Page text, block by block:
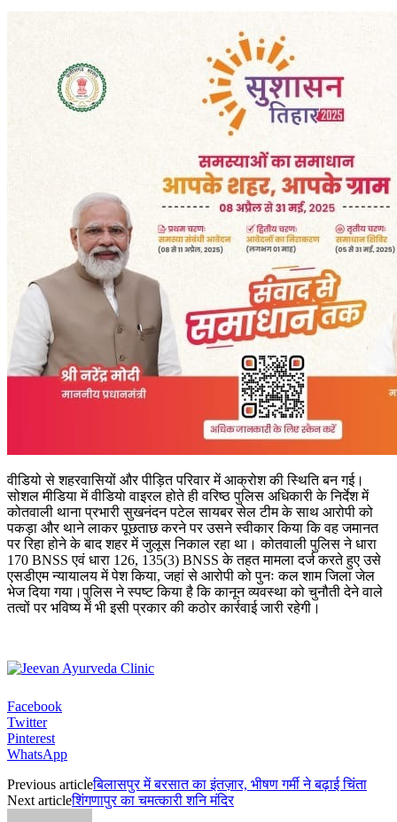
वीडियो से शहरवासियों और पीड़ित परिवार में आक्रोश की स्थिति बन गई।
सोशल मीडिया में वीडियो वाइरल होते ही वरिष्ठ पुलिस अधिकारी के निर्देश में
कोतवाली थाना प्रभारी सुखनंदन पटेल सायबर सेल टीम के साथ आरोपी को
पकड़ा और थाने लाकर पूछताछ करने पर उसने स्वीकार किया कि वह जमानत
पर रिहा होने के बाद शहर में जुलूस निकाल रहा था। कोतवाली पुलिस ने धारा
170 BNSS एवं धारा 126, 135(3) BNSS के तहत मामला दर्ज करते हुए उसे
एसडीएम न्यायालय में पेश किया, जहां से आरोपी को पुनः कल शाम जिला जेल
भेज दिया गया।पुलिस ने स्पष्ट किया है कि कानून व्यवस्था को चुनौती देने वाले
तत्वों पर भविष्य में भी इसी प्रकार की कठोर कार्रवाई जारी रहेगी।
Facebook
Twitter
Pinterest
WhatsApp
Previous articleबिलासपुर में बरसात का इंतज़ार, भीषण गर्मी ने बढ़ाई चिंता
Next articleशिंगणापुर का चमत्कारी शनि मंदिर